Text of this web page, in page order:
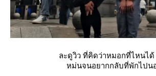
ละดูวิว ที่คิดว่าหมอกที่ไหนได้
หม่นจนอยากกลับที่พักไปน